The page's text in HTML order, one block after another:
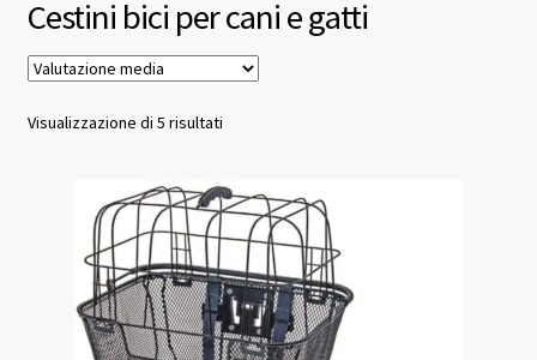
Contatti
Blog
Corso meccanico bici
Cestini bici per cani e gatti
Visualizzazione di 5 risultatiValutazione